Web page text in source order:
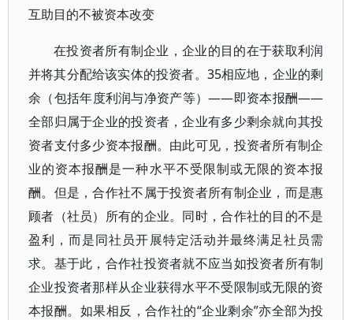
互助目的不被资本改变
在投资者所有制企业，企业的目的在于获取利润
并将其分配给该实体的投资者。35相应地，企业的剩
余（包括年度利润与净资产等）——即资本报酬——
全部归属于企业的投资者，企业有多少剩余就向其投
资者支付多少资本报酬。由此可见，投资者所有制企
业的资本报酬是一种水平不受限制或无限的资本报
酬。但是，合作社不属于投资者所有制企业，而是惠
顾者（社员）所有的企业。同时，合作社的目的不是
盈利，而是同社员开展特定活动并最终满足社员需
求。基于此，合作社投资者就不应当如投资者所有制
企业投资者那样从企业获得水平不受限制或无限的资
本报酬。如果相反，合作社的“企业剩余”亦全部为投